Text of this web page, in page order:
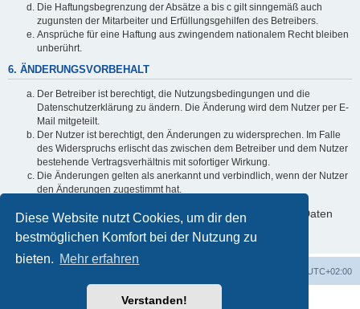
Diese Website nutzt Cookies, um dir den
bestmöglichen Komfort bei der Nutzung zu
bieten. Mehr erfahren
Verstanden!
Die Haftungsbegrenzung der Absätze a bis c gilt sinngemäß auch
zugunsten der Mitarbeiter und Erfüllungsgehilfen des Betreibers.
Ansprüche für eine Haftung aus zwingendem nationalem Recht bleiben
unberührt.
6. ÄNDERUNGSVORBEHALT
Der Betreiber ist berechtigt, die Nutzungsbedingungen und die
Datenschutzerklärung zu ändern. Die Änderung wird dem Nutzer per E-
Mail mitgeteilt.
Der Nutzer ist berechtigt, den Änderungen zu widersprechen. Im Falle
des Widerspruchs erlischt das zwischen dem Betreiber und dem Nutzer
bestehende Vertragsverhältnis mit sofortiger Wirkung.
Die Änderungen gelten als anerkannt und verbindlich, wenn der Nutzer
den Änderungen zugestimmt hat.
Informationen über den Umgang mit deinen persönlichen Daten
sind in der Datenschutzerklärung enthalten.
UTC+02:00
Powered byphpBB® Forum Software © phpBB Limited